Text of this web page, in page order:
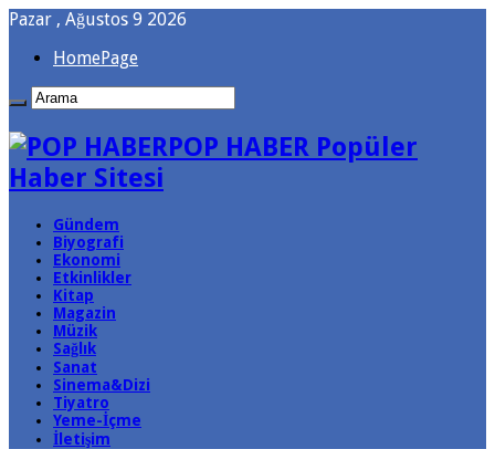
Pazar , Ağustos 9 2026
HomePage
POP HABER Popüler
Haber Sitesi
Gündem
Biyografi
Ekonomi
Etkinlikler
Kitap
Magazin
Müzik
Sağlık
Sanat
Sinema&Dizi
Tiyatro
Yeme-İçme
İletişim